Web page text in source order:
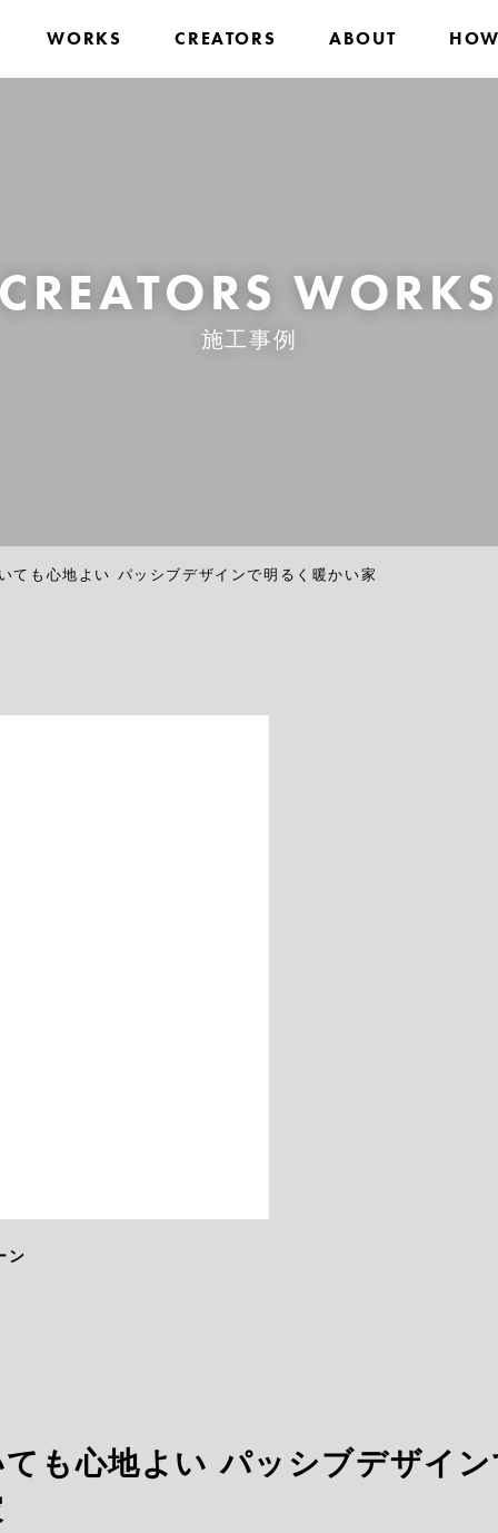
WORKS CREATORS ABOUT
CREATORS
施工事例
ても心地よい パッシブデザインで明るく暖かい家
ン
ても心地よい パッシブデザイ